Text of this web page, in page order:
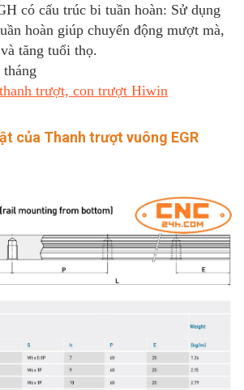
có cấu trúc bi tuần hoàn: Sử dụng
hoàn giúp chuyển động mượt mà,
tăng tuổi thọ.
trượt, con trượt Hiwin
của Thanh trượt vuông EGR